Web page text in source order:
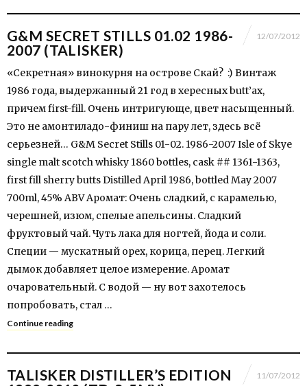
G&M SECRET STILLS 01.02 1986-
2007 (TALISKER)
12/07/2012
«Секретная» винокурня на острове Скай? :) Винтаж
1986 года, выдержанный 21 год в хересных butt’ах,
причем first-fill. Очень интригующе, цвет насыщенный.
Это не амонтиладо-финиш на пару лет, здесь всё
серьезней… G&M Secret Stills 01-02. 1986-2007 Isle of Skye
single malt scotch whisky 1860 bottles, cask ## 1361-1363,
first fill sherry butts Distilled April 1986, bottled May 2007
700ml, 45% ABV Аромат: Очень сладкий, с карамелью,
черешней, изюм, спелые апельсины. Сладкий
фруктовый чай. Чуть лака для ногтей, йода и соли.
Специи — мускатный орех, корица, перец. Легкий
дымок добавляет целое измерение. Аромат
очаровательный. С водой — ну вот захотелось
попробовать, стал …
Continue reading
TALISKER DISTILLER’S EDITION
11/07/2012